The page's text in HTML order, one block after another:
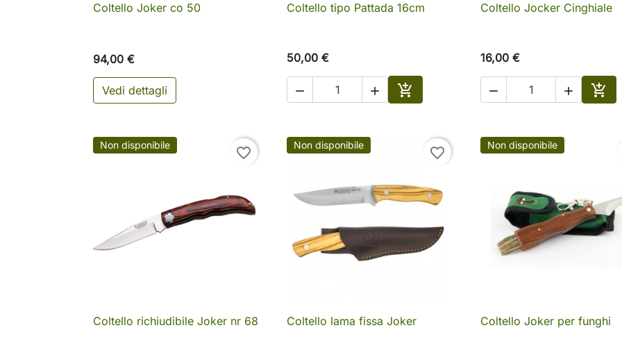
 Anteprima
Coltello Joker co 50
94,00 €
Vedi dettagli
 Anteprima
Coltello tipo Pattada 16cm
50,00 €
  
Aggiungi al carrello
 Anteprima
Coltello Jocker Cinghiale
16,00 €
  
Non disponibile favorite_border
 Anteprima
Coltello richiudibile Joker nr 68
Non disponibile favorite_border
 Anteprima
Coltello lama fissa Joker
Non disponibile
 Anteprima
Coltello Joker per funghi